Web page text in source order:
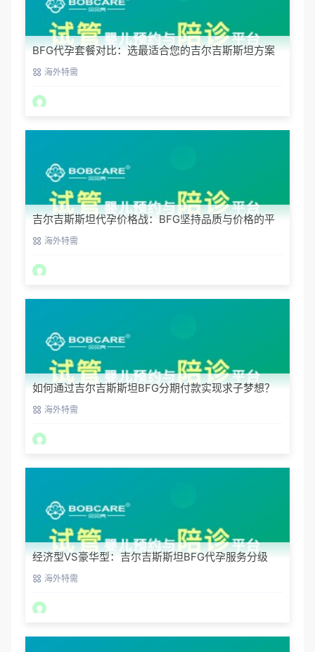
BFG代孕套餐对比：选最适合您的吉尔吉斯斯坦方案
海外特需
吉尔吉斯斯坦代孕价格战：BFG坚持品质与价格的平
衡 海外特需
如何通过吉尔吉斯斯坦BFG分期付款实现求子梦想？
海外特需
经济型VS豪华型：吉尔吉斯斯坦BFG代孕服务分级
海外特需